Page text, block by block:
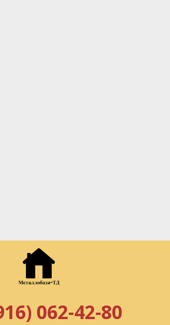
062-42-80